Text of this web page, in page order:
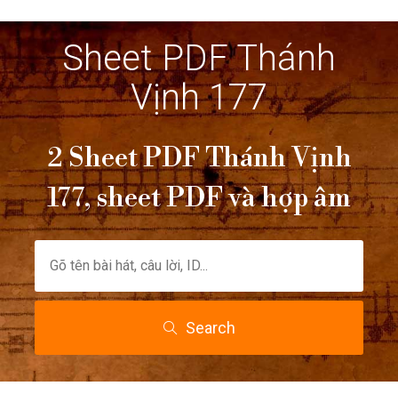
Sheet PDF Thánh
Vịnh 177
2 Sheet PDF Thánh Vịnh
177, sheet PDF và hợp âm
Search